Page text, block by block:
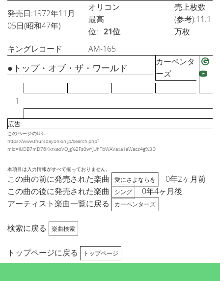
発売日:1972年11月
05日(昭和47年)
オリコン
最高
位: 21位
売上枚数
(参考):11.1
万枚
キングレコード
AM-165
1
●トップ・オブ・ザ・ワールド
カーペンタ
ーズ
広告:
このページのURL
https://www.thursdayonion.jp/search.php?
mid=iUDB7mD76KkrxaoVQJg%2Fs0wYJUhTbWAVaxa1aWacz4g%3D
本項目は入力情報がすべて揃っておりません。
この曲の前に発売された楽曲 愛にさよならを
0年2ヶ月前
この曲の後に発売された楽曲
シング
0年4ヶ月後
アーティスト楽曲一覧に戻る
カーペンターズ
検索に戻る 楽曲検索
トップページに戻る トップページ